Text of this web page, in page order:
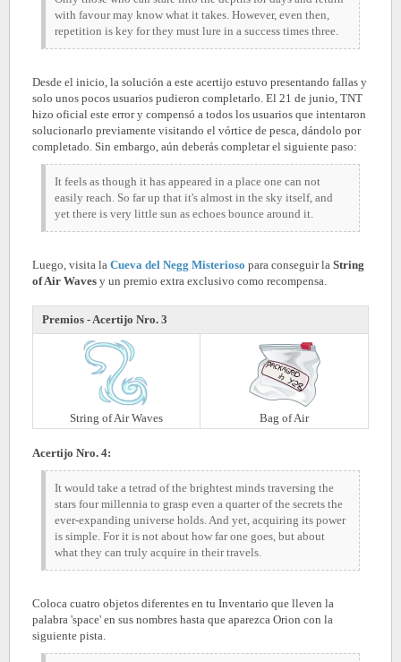
with favour may know what it takes. However, even then,
repetition is key for they must lure in a success times three.
Desde el inicio, la solución a este acertijo estuvo presentando fallas y
solo unos pocos usuarios pudieron completarlo. El 21 de junio, TNT
hizo oficial este error y compensó a todos los usuarios que intentaron
solucionarlo previamente visitando el vórtice de pesca, dándolo por
completado. Sin embargo, aún deberás completar el siguiente paso:
It feels as though it has appeared in a place one can not
easily reach. So far up that it's almost in the sky itself, and
yet there is very little sun as echoes bounce around it.
Luego, visita la Cueva del Negg Misterioso para conseguir la String
of Air Waves y un premio extra exclusivo como recompensa.
Premios - Acertijo Nro. 3
String of Air Waves Bag of Air
Acertijo Nro. 4:
It would take a tetrad of the brightest minds traversing the
stars four millennia to grasp even a quarter of the secrets the
ever-expanding universe holds. And yet, acquiring its power
is simple. For it is not about how far one goes, but about
what they can truly acquire in their travels.
Coloca cuatro objetos diferentes en tu Inventario que lleven la
palabra 'space' en sus nombres hasta que aparezca Orion con la
siguiente pista.